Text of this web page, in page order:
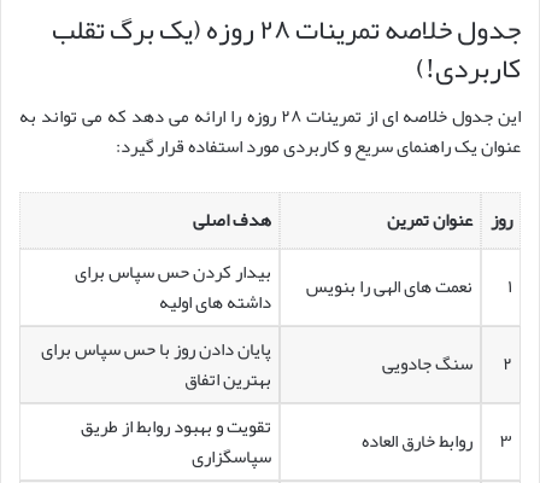
جدول خلاصه تمرینات ۲۸ روزه (یک برگ تقلب
کاربردی!)
این جدول خلاصه ای از تمرینات ۲۸ روزه را ارائه می دهد که می تواند به
عنوان یک راهنمای سریع و کاربردی مورد استفاده قرار گیرد:
روز عنوان تمرین
هدف اصلی
۱
نعمت های الهی را بنویس
بیدار کردن حس سپاس برای
داشته های اولیه
۲
سنگ جادویی
پایان دادن روز با حس سپاس برای
بهترین اتفاق
۳
روابط خارق العاده
تقویت و بهبود روابط از طریق
سپاسگزاری